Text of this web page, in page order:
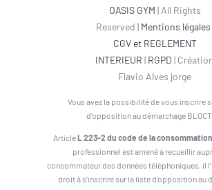
OASIS GYM | All Rights
Reserved | Mentions légales
CGV et REGLEMENT
INTERIEUR | RGPD |
Flavio Alves jorge
Vous avez la possibilité de vous inscrire
d’opposition au démarchage
ArticleL 223-2 du code de la consommation
professionnel est amené à recueillir
consommateur des données téléphoniques, il
droit à s’inscrire sur la liste d’opposition au